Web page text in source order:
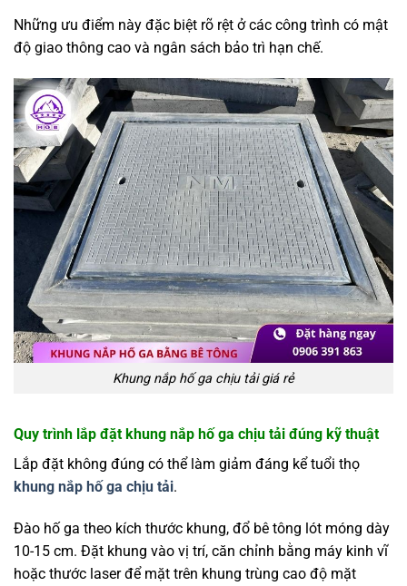
Những ưu điểm này đặc biệt rõ rệt ở các công trình có mật
độ giao thông cao và ngân sách bảo trì hạn chế.
Khung nắp hố ga chịu tải giá rẻ
Quy trình lắp đặt khung nắp hố ga chịu tải đúng kỹ thuật
Lắp đặt không đúng có thể làm giảm đáng kể tuổi thọ
khung nắp hố ga chịu tải.
Đào hố ga theo kích thước khung, đổ bê tông lót móng dày
10-15 cm. Đặt khung vào vị trí, căn chỉnh bằng máy kinh vĩ
hoặc thước laser để mặt trên khung trùng cao độ mặt